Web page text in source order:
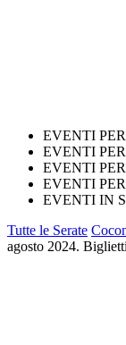
EVENTI
EVENTI
EVENTI
EVENTI
EVENTI IN
Tutte le Serate
agosto 2024.